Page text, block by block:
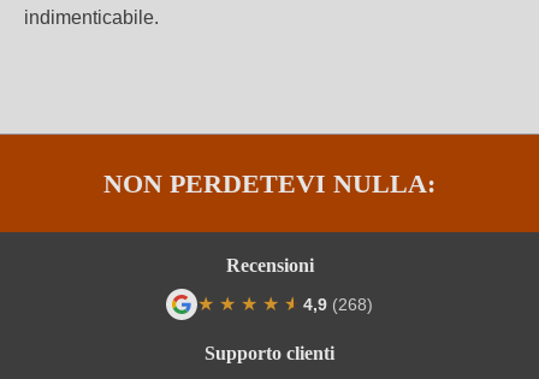
indimenticabile.
NON PERDETEVI NULLA:
Supporto clienti
Recensioni
★ ★ ★ ★ ★
★ 4,9 (268)